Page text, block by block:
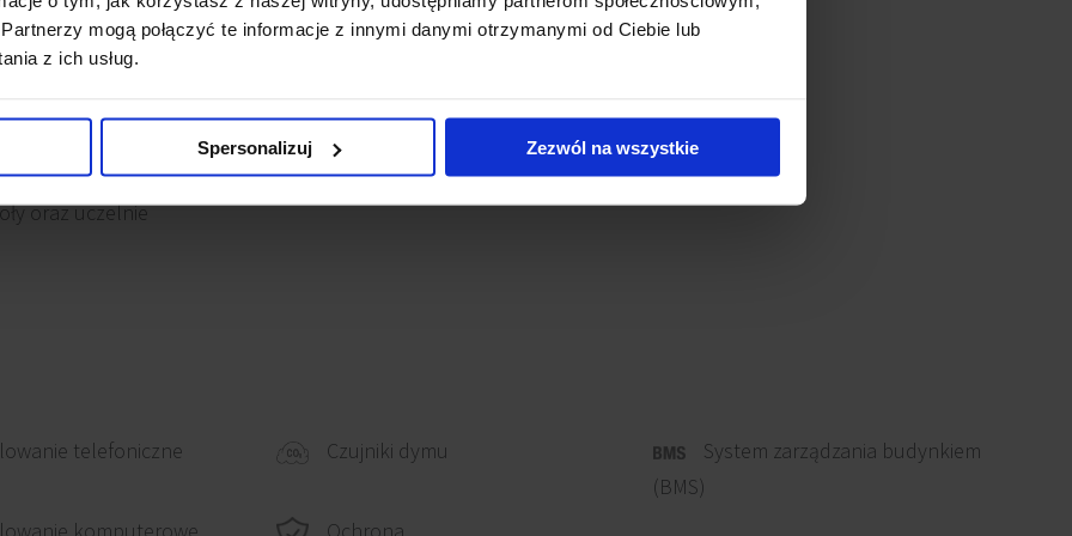
mogą połączyć te informacje z innymi danymi otrzymanymi od Ciebie lub
z ich usług.
Spersonalizuj Zezwól na wszystkie
bliskim sąsiedztwie
jest od
galerie handlowe,
oraz uczelnie
telefoniczne Czujniki dymu
System zarządzania budynkiem
(BMS)